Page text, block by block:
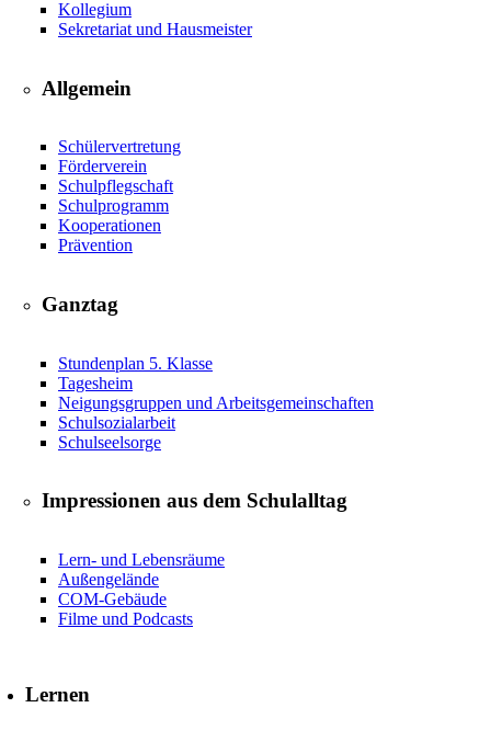
Kollegium
Sekretariat und Hausmeister
Allgemein
Schülervertretung
Förderverein
Schulpflegschaft
Schulprogramm
Kooperationen
Prävention
Ganztag
Stundenplan 5. Klasse
Tagesheim
Neigungsgruppen und Arbeitsgemeinschaften
Schulsozialarbeit
Schulseelsorge
Impressionen aus dem Schulalltag
Lern- und Lebensräume
Außengelände
COM-Gebäude
Filme und Podcasts
Lernen